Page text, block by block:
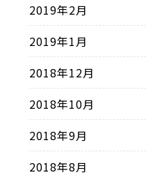
2019年2月
2019年1月
2018年12月
2018年10月
2018年9月
2018年8月